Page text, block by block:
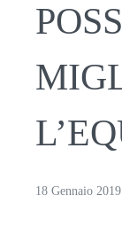
18 Gennaio 2019